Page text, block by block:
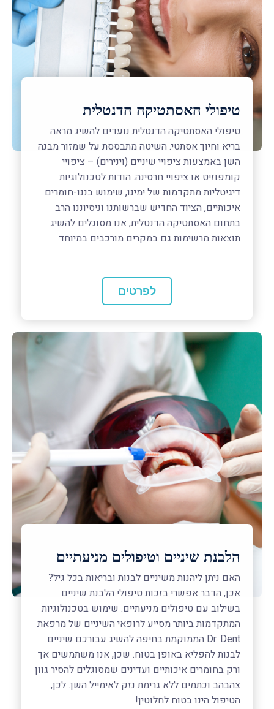
טיפולי האסתטיקה הדנטלית
טיפולי האסתטיקה הדנטלית נועדים להשיג מראה
בריא וחיוך אסתטי. השיטה מתבססת על שמזור מבנה
השן באמצעות ציפויי שיניים (וינירים) – ציפויי
קומפוזיט או ציפויי חרסינה. הודות לטכנולוגיות
דיגיטליות מתקדמות של ימינו, שימוש בננו-חומרים
איכותיים, הציוד החדיש שברשותנו וניסיוננו הרב
בתחום האסתטיקה הדנטלית, אנו מסוגלים להשיג
תוצאות מרשימות גם במקרים מורכבים במיוחד
לפרטים
הלבנת שיניים וטיפולים מניעתיים
האם ניתן ליהנות משיניים לבנות ובריאות בכל גיל?
אכן, הדבר אפשרי בזכות טיפולי הלבנת שיניים
בשילוב עם טיפולים מניעתיים. שימוש בטכנולוגיות
המתקדמות ביותר מסייע לרופאי השיניים של מרפאת
Dr. Dent הממוקמת בחיפה להשיג עבורכם שיניים
לבנות להפליא באופן בטוח. שכן, אנו משתמשים אך
ורק בחומרים איכותיים ועדינים שמסוגלים להסיר גוון
צהבהב וכתמים ללא גרימת נזק לאימייל השן. לכן,
הטיפול הינו בטוח לחלוטין!